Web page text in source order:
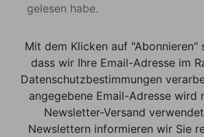
gelesen habe.
Mit dem Klicken auf "Abonnieren"
dass wir Ihre Email-Adresse im
Datenschutzbestimmungen
angegebene Email-Adresse wird
Newsletter-Versand
Newslettern informieren wir Sie